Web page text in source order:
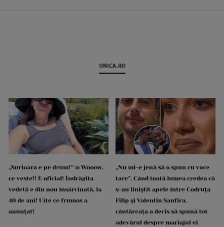
UNICA.RO
„Surioara e pe drum!” :o Wooow,
ce veste!! E oficial! Îndrăgita
vedetă e din nou însărcinată, la
40 de ani! Uite ce frumos a
anunțat!
„Nu mi-e jenă să o spun cu voce
tare”. Când toată lumea credea că
s-au liniștit apele între Codruța
Filip și Valentin Sanfira,
cântăreața a decis să spună tot
adevărul despre mariajul ei